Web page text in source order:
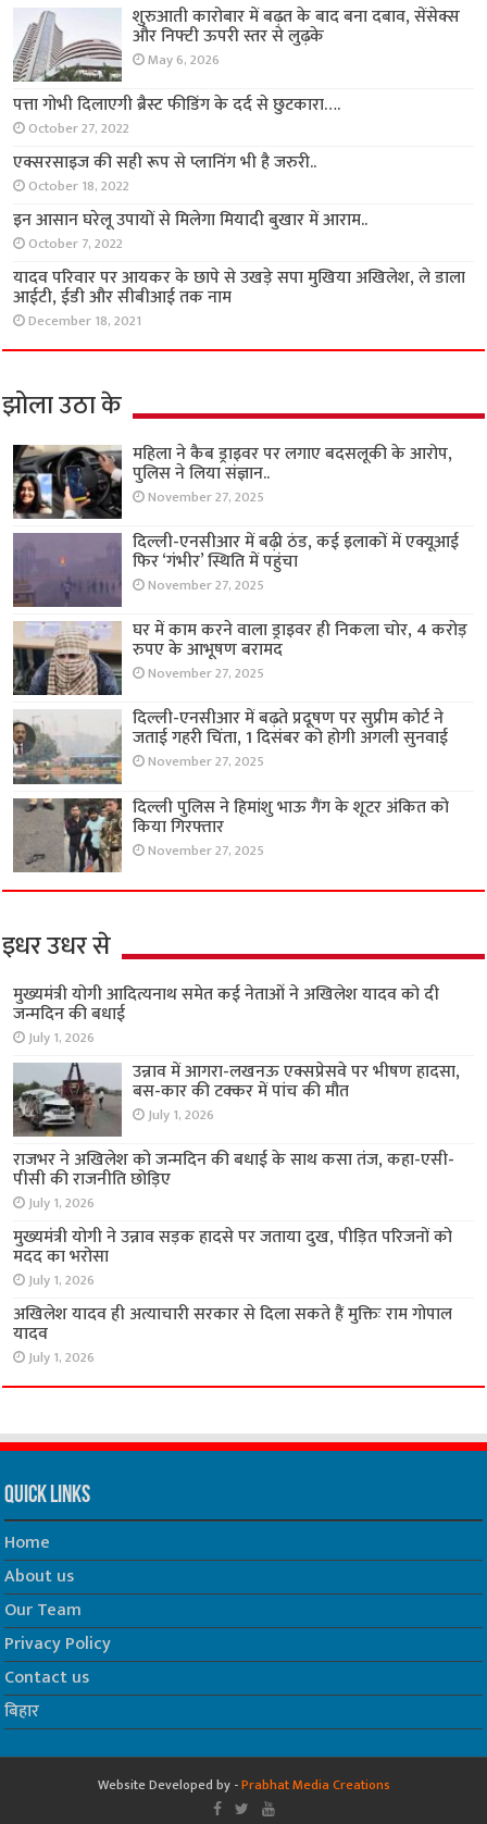
शुरुआती कारोबार में बढ़त के बाद बना दबाव, सेंसेक्स
और निफ्टी ऊपरी स्तर से लुढ़के
May 6, 2026
पत्ता गोभी दिलाएगी ब्रैस्ट फीडिंग के दर्द से छुटकारा….
October 27, 2022
एक्सरसाइज की सही रूप से प्लानिंग भी है जरुरी..
October 18, 2022
इन आसान घरेलू उपायों से मिलेगा मियादी बुखार में आराम..
October 7, 2022
यादव परिवार पर आयकर के छापे से उखड़े सपा मुखिया अखिलेश, ले डाला
आईटी, ईडी और सीबीआई तक नाम
December 18, 2021
झोला उठा के
महिला ने कैब ड्राइवर पर लगाए बदसलूकी के आरोप,
पुलिस ने लिया संज्ञान..
November 27, 2025
दिल्ली-एनसीआर में बढ़ी ठंड, कई इलाकों में एक्यूआई
फिर ‘गंभीर’ स्थिति में पहुंचा
November 27, 2025
घर में काम करने वाला ड्राइवर ही निकला चोर, 4 करोड़
रुपए के आभूषण बरामद
November 27, 2025
दिल्ली-एनसीआर में बढ़ते प्रदूषण पर सुप्रीम कोर्ट ने
जताई गहरी चिंता, 1 दिसंबर को होगी अगली सुनवाई
November 27, 2025
दिल्ली पुलिस ने हिमांशु भाऊ गैंग के शूटर अंकित को
किया गिरफ्तार
November 27, 2025
इधर उधर से
मुख्यमंत्री योगी आदित्यनाथ समेत कई नेताओं ने अखिलेश यादव को दी
जन्मदिन की बधाई
July 1, 2026
उन्नाव में आगरा-लखनऊ एक्सप्रेसवे पर भीषण हादसा,
बस-कार की टक्कर में पांच की मौत
July 1, 2026
राजभर ने अखिलेश को जन्मदिन की बधाई के साथ कसा तंज, कहा-एसी-
पीसी की राजनीति छोड़िए
July 1, 2026
मुख्यमंत्री योगी ने उन्नाव सड़क हादसे पर जताया दुख, पीड़ित परिजनों को
मदद का भरोसा
July 1, 2026
अखिलेश यादव ही अत्याचारी सरकार से दिला सकते हैं मुक्तिः राम गोपाल
यादव
July 1, 2026
Quick Links
Home
About us
Our Team
Privacy Policy
Contact us
बिहार
Website Developed by -Prabhat Media Creations